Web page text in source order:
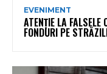
EVENIMENT
ATENȚIE LA FALSELE
FONDURI PE